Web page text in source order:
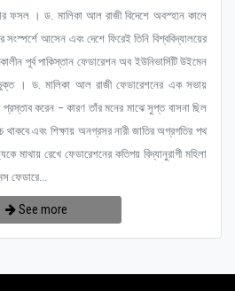
ফসল । ড. মালিকা আল রাজী বিদেশে অবস্হান কালে
সংস্পর্শে আসেন এবং দেশে ফিরেই তিনি বিশ্ববিদ্যালয়ের
পূর্ব পাকিস্তান ফেডারেশন অব ইউনিভার্সিটি উইমেন
। ড. মালিকা আল রাজী ফেডারেশনের এক সভায়
করেন – কারণ তাঁর মনের মাঝে সুপ্ত বাসনা ছিল
এবং শিক্ষায় অনগ্রসর নারী জাতির অগ্রগতির পথ
মাথায় রেখে ফেডারেশনের কতিপয় বিদ্যানুরাগী মহিলা
ফেডারে...
See more